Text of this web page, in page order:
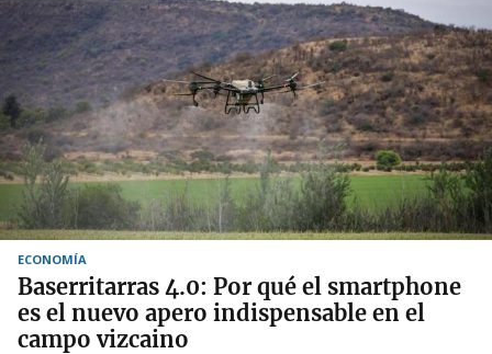
ECONOMÍA
Baserritarras 4.0: Por qué el smartphone
es el nuevo apero indispensable en el
campo vizcaino